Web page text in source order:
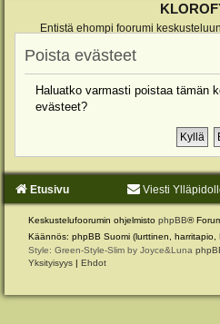
Entistä ehompi foorumi
Poista evästeet
Haluatko varmasti poistaa tämän
evästeet?
Etusivu Viesti
Keskustelufoorumin ohjelmisto phpBB®
Käännös: phpBB Suomi (lurttinen, harritapio,
Style: Green-Style-Slim by Joyce&Luna
Yksityisyys | Ehdot